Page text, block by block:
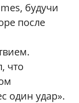
будучи
после
что
один удар».